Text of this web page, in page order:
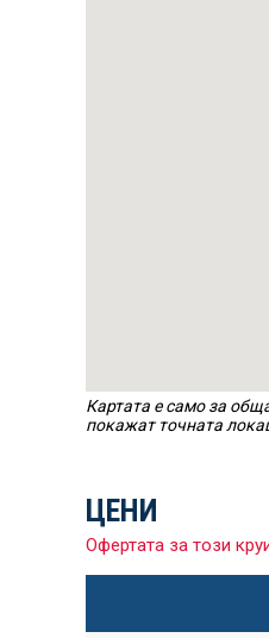
Картата е само за
покажат точната
ЦЕНИ
Офертата за този